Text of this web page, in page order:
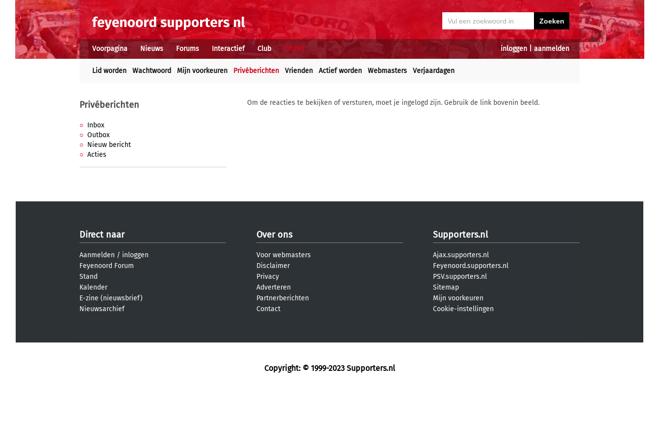
inloggen aanmelden
Voorpagina Nieuws Forums Interactief Club Profiel
Lid worden Wachtwoord Mijn voorkeuren Privéberichten Vrienden Actief worden Webmasters Verjaardagen
Privéberichten
Inbox
Outbox
Nieuw bericht
Acties
Om de reacties te bekijken of versturen, moet je ingelogd zijn. Gebruik de link bovenin beeld.
Direct naar
Aanmelden / inloggen
Feyenoord Forum
Stand
Kalender
E-zine (nieuwsbrief)
Nieuwsarchief
Over ons
Voor webmasters
Disclaimer
Privacy
Adverteren
Partnerberichten
Contact
Supporters.nl
Ajax.supporters.nl
Feyenoord.supporters.nl
PSV.supporters.nl
Sitemap
Mijn voorkeuren
Cookie-instellingen
Copyright: © 1999-2023 Supporters.nl